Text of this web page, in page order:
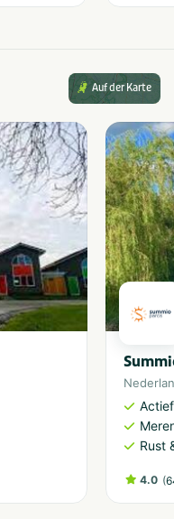
Auf der Karte
Rust
4.0 (